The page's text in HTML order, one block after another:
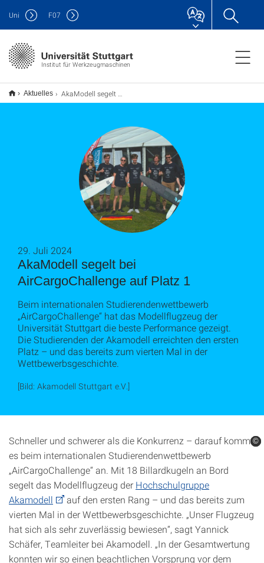
Institut für Werkzeugmaschinen
Uni F07
Aktuelles AkaModell segelt bei AirCargoChallenge auf Platz 1
AkaModell segelt bei
AirCargoChallenge auf Platz 1
29. Juli 2024
Beim internationalen Studierendenwettbewerb
„AirCargoChallenge“ hat das Modellflugzeug der
Universität Stuttgart die beste Performance gezeigt.
Die Studierenden der Akamodell erreichten den ersten
Platz – und das bereits zum vierten Mal in der
Wettbewerbsgeschichte.
[Bild: Akamodell Stuttgart e.V.]
Schneller und schwerer als die Konkurrenz – darauf kommt
es beim internationalen Studierendenwettbewerb
„AirCargoChallenge“ an. Mit 18 Billardkugeln an Bord
segelt das Modellflugzeug der Hochschulgruppe
Akamodell
auf den ersten Rang – und das bereits zum
vierten Mal in der Wettbewerbsgeschichte. „Unser Flugzeug
hat sich als sehr zuverlässig bewiesen“, sagt Yannick
Schäfer, Teamleiter bei Akamodell. „In der Gesamtwertung
konnten wir so einen beachtlichen Vorsprung vor dem
©
©
©